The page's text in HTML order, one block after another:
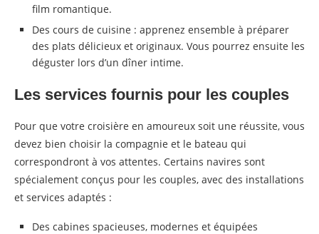
film romantique.
Des cours de cuisine : apprenez ensemble à préparer
des plats délicieux et originaux. Vous pourrez ensuite les
déguster lors d’un dîner intime.
Les services fournis pour les couples
Pour que votre croisière en amoureux soit une réussite, vous
devez bien choisir la compagnie et le bateau qui
correspondront à vos attentes. Certains navires sont
spécialement conçus pour les couples, avec des installations
et services adaptés :
Des cabines spacieuses, modernes et équipées